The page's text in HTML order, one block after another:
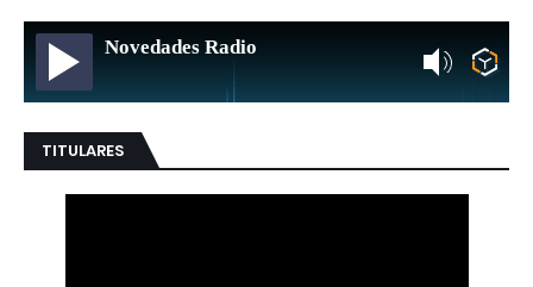
Novedades Radio
TITULARES